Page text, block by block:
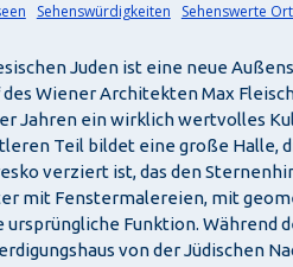
Sehenswürdigkeiten Sehenswerte
Juden ist eine neue
Wiener Architekten Max
Jahren ein wirklich wertvolles
Teil bildet eine große Halle,
verziert ist, das den
mit Fenstermalereien, mit
Funktion. Während
von der Jüdischen